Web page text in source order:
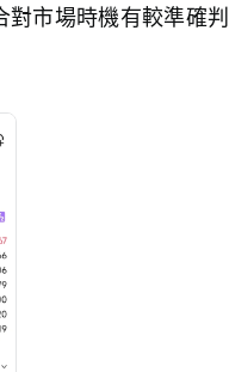
市場時機有較準確判